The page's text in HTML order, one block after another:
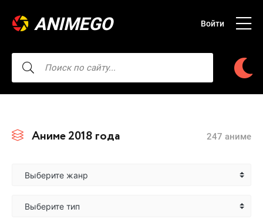
ANIMEGO Войти
Аниме 2018 года 247 аниме
Выберите жанр
Выберите тип